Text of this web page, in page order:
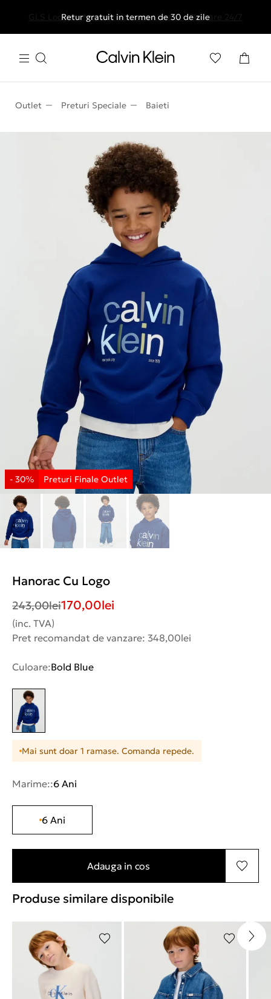
Livrare gratuita la comenzile de peste 250 RON
GLS Locker - Metoda Noua de Livrare - Ridicare 24/7
Retur gratuit in termen de 30 de zile
Outlet Preturi Speciale Baieti
Hanorac Cu Logo
243,00lei170,00lei
(inc. TVA)
Pret recomandat de vanzare: 348,00lei
Culoare:Bold Blue
Mai sunt doar 1 ramase. Comanda repede.
Marime::6 Ani
6 Ani
Adauga in cos
Produse similare disponibile